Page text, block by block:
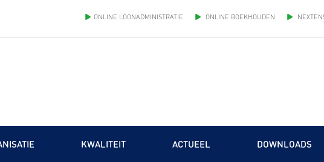
ONLINE LOONADMINISTRATIE ONLINE BOEKHOUDEN
KWALITEIT ACTUEEL DOWNLOADS